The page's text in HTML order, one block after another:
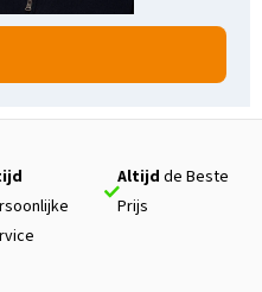
Altijdde Beste
Prijs